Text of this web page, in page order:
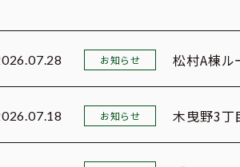
お知らせ 松村A棟ル
お知らせ 木曳野3丁